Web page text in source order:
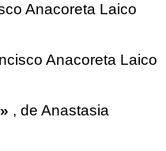
Anacoreta Laico
Anacoreta Laico
, de Anastasia